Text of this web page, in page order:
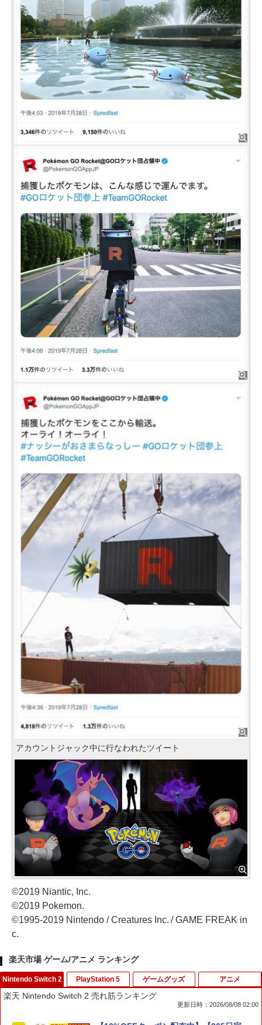
アカウントジャック中に行なわれたツイート
©2019 Niantic, Inc.
©2019 Pokemon.
©1995-2019 Nintendo / Creatures Inc. / GAME FREAK in
c.
楽天市場 ゲーム/アニメ ランキング
Nintendo Switch 2
楽天 Nintendo Switch 2 売れ筋ランキング
更新日時：2026/08/08 02:00
PlayStation 5 ゲームグッズ アニメ